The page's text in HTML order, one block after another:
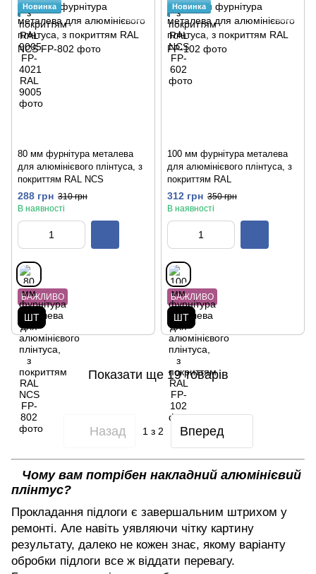
Новинка
80 мм фурнітура металева
для алюмінієвого плінтуса, з
покриттям RAL NCS
288 грн 310 грн
В наявності
ВАЖЛИВО
ШТ
Новинка
100 мм фурнітура металева
для алюмінієвого плінтуса, з
покриттям RAL
312 грн 350 грн
В наявності
ВАЖЛИВО
ШТ
Показати ще 19 товарів
Назад 1 з 2 Вперед
Чому вам потрібен накладний алюмінієвий
плінтус?
Прокладання підлоги є завершальним штрихом у
ремонті. Але навіть уявляючи чітку картину
результату, далеко не кожен знає, якому варіанту
обробки підлоги все ж віддати перевагу.